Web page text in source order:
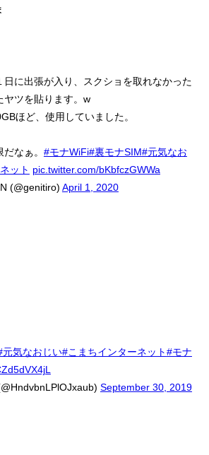
日に出張が入り、スクショを取れなかった
ヤツを貼ります。w
ほど、使用していました。
なぁ。 #モナWiFi#裏モナSIM#元気なお
ット pic.twitter.com/bKbfczGWWa
(@genitiro) April 1, 2020
元気なおじい#こまちインターネット#モナ
September 30, 2019